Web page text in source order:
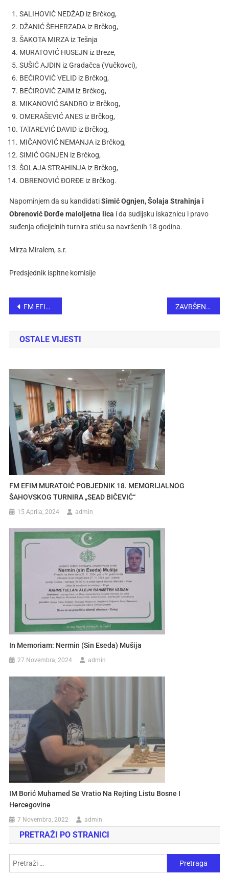
SALIHOVIĆ NEDŽAD iz Brčkog,
DŽANIĆ ŠEHERZADA iz Brčkog,
ŠAKOTA MIRZA iz Tešnja
MURATOVIĆ HUSEJN iz Breze,
SUŠIĆ AJDIN iz Gradačca (Vučkovci),
BEĆIROVIĆ VELID iz Brčkog,
BEĆIROVIĆ ZAIM iz Brčkog,
MIKANOVIĆ SANDRO iz Brčkog,
OMERAŠEVIĆ ANES iz Brčkog,
TATAREVIĆ DAVID iz Brčkog,
MIČANOVIĆ NEMANJA iz Brčkog,
SIMIĆ OGNJEN iz Brčkog,
ŠOLAJA STRAHINJA iz Brčkog,
OBRENOVIĆ ĐORĐE iz Brčkog.
Napominjem da su kandidatiSimić Ognjen, Šolaja Strahinja i
Obrenović Đorđe maloljetna lica i da sudijsku iskaznicu i pravo
suđenja oficijelnih turnira stiću sa navršenih 18 godina.
Mirza Miralem, s.r.
Predsjednik ispitne komisije
FM EFIM MURATOIĆ POBJEDNIK 18. MEMORIJALNOG ŠAHOVSKOG TURNIRA „SEAD BIČEVIĆ“ ZAVRŠENO XXX KADETSKO I JUNIORSKO PRVENSTVO ŠAHOVSKOG SAVEZA FEDERACIJE BOSNE I HERCEGOVINE
OSTALE VIJESTI
FM EFIM MURATOIĆ POBJEDNIK 18. MEMORIJALNOG
ŠAHOVSKOG TURNIRA „SEAD BIČEVIĆ“
15 Aprila, 2024 admin
In Memoriam: Nermin (sin Eseda) Mušija
27 Novembra, 2024 admin
IM Borić Muhamed Se Vratio Na Rejting Listu Bosne I
Hercegovine
7 Novembra, 2022 admin
PRETRAŽI PO STRANICI